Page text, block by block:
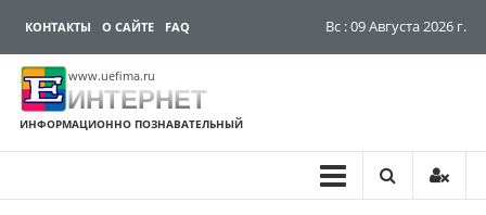
КОНТАКТЫ О САЙТЕ FAQ Вс : 09 Августа 2026 г.
www.uefima.ru
ИНТЕРНЕТ
ИНФОРМАЦИОННО ПОЗНАВАТЕЛЬНЫЙ